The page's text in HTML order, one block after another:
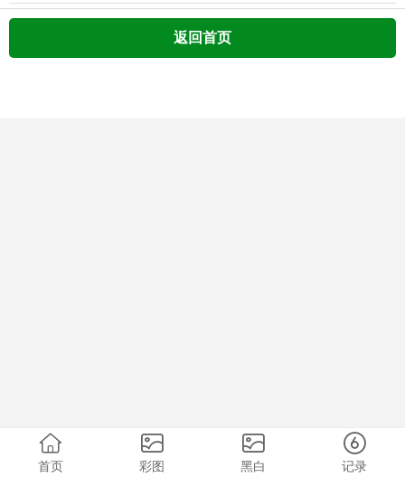
返回首页
首页 彩图 黑白 记录